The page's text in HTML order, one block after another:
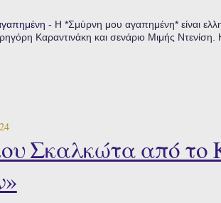
- Η *Σμύρνη μου αγαπημένη* είναι
Καραντινάκη και σενάριο Μιμής Ντενίση. Η
Σκαλκώτα από το